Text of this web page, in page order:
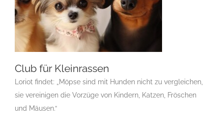
Club für Kleinrassen
Club für Kleinrassen
Loriot findet: „Möpse sind mit Hunden nicht zu vergleichen,
sie vereinigen die Vorzüge von Kindern, Katzen, Fröschen
und Mäusen.“